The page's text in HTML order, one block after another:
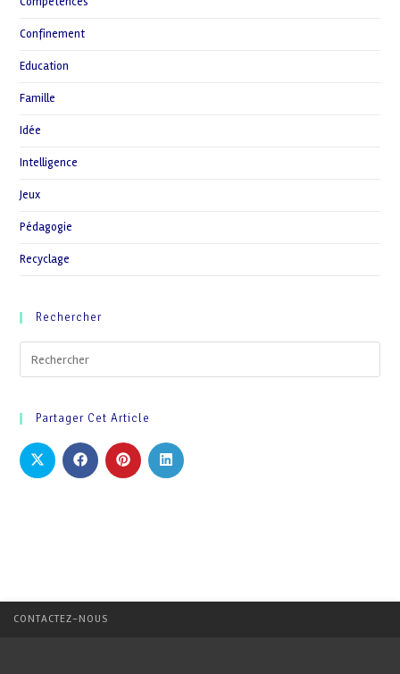
Confinement
Education
Famille
Idée
Intelligence
Jeux
Pédagogie
Recyclage
Rechercher
Partager Cet Article
CONTACTEZ-NOUS